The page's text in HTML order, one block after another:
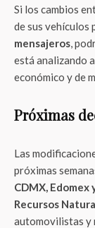
Si los cambios
de sus vehículos
mensajeros,
está analizando
económico y de
Próximas
Las
próximas
CDMX,
Recursos
automovilistas y